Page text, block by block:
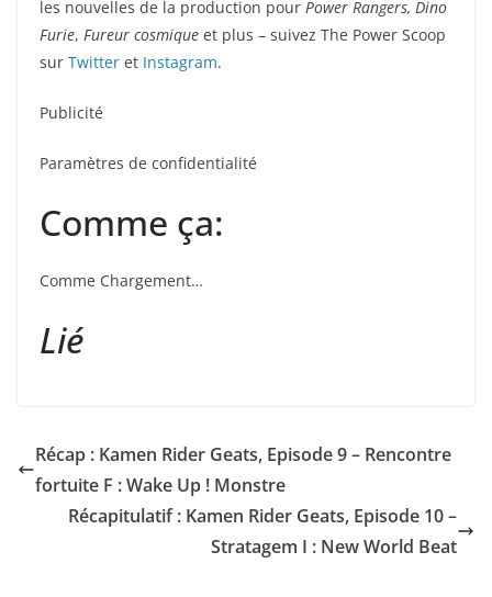
les nouvelles de la production pour Power Rangers, Dino
Furie, Fureur cosmique et plus – suivez The Power Scoop
sur Twitter et Instagram.
Publicité
Paramètres de confidentialité
Comme ça:
Comme Chargement…
Lié
Récap : Kamen Rider Geats, Episode 9 – Rencontre
fortuite F : Wake Up ! Monstre
Récapitulatif : Kamen Rider Geats, Episode 10 –
Stratagem I : New World Beat